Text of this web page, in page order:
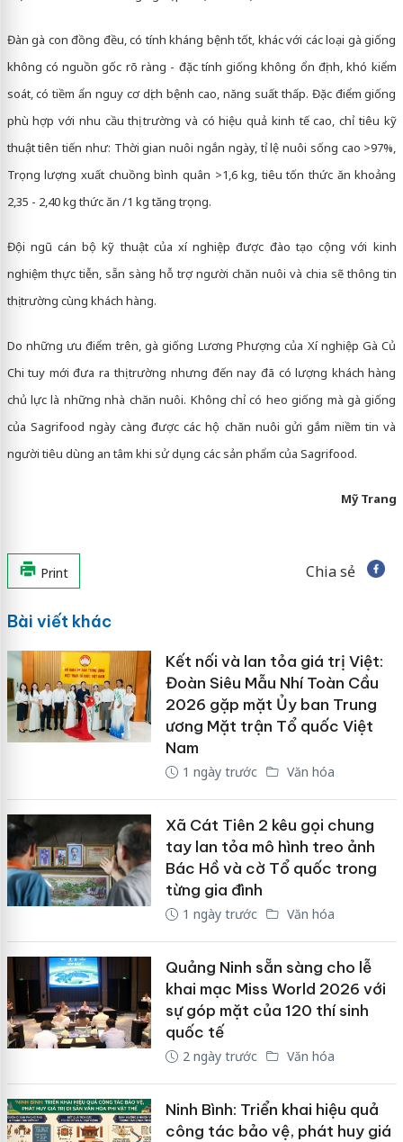
Đàn gà con đồng đều, có tính kháng bệnh tốt, khác với các loại gà giống
không có nguồn gốc rõ ràng - đặc tính giống không ổn định, khó kiểm
soát, có tiềm ẩn nguy cơ dịch bệnh cao, năng suất thấp. Đặc điểm giống
phù hợp với nhu cầu thị trường và có hiệu quả kinh tế cao, chỉ tiêu kỹ
thuật tiên tiến như: Thời gian nuôi ngắn ngày, tỉ lệ nuôi sống cao >97%,
Trọng lượng xuất chuồng bình quân >1,6 kg, tiêu tốn thức ăn khoảng
2,35 - 2,40 kg thức ăn /1 kg tăng trọng.
Đội ngũ cán bộ kỹ thuật của xí nghiệp được đào tạo cộng với kinh
nghiệm thực tiễn, sẵn sàng hỗ trợ người chăn nuôi và chia sẽ thông tin
thị trường cùng khách hàng.
Do những ưu điểm trên, gà giống Lương Phượng của Xí nghiệp Gà Củ
Chi tuy mới đưa ra thị trường nhưng đến nay đã có lượng khách hàng
chủ lực là những nhà chăn nuôi. Không chỉ có heo giống mà gà giống
của Sagrifood ngày càng được các hộ chăn nuôi gửi gắm niềm tin và
người tiêu dùng an tâm khi sử dụng các sản phẩm của Sagrifood.
Mỹ Trang
Print Chia sẻ
Bài viết khác
Kết nối và lan tỏa giá trị Việt:
Đoàn Siêu Mẫu Nhí Toàn Cầu
2026 gặp mặt Ủy ban Trung
ương Mặt trận Tổ quốc Việt
Nam
1 ngày trước Văn hóa
Xã Cát Tiên 2 kêu gọi chung
tay lan tỏa mô hình treo ảnh
Bác Hồ và cờ Tổ quốc trong
từng gia đình
1 ngày trước Văn hóa
Quảng Ninh sẵn sàng cho lễ
khai mạc Miss World 2026 với
sự góp mặt của 120 thí sinh
quốc tế
2 ngày trước Văn hóa
Ninh Bình: Triển khai hiệu quả
công tác bảo vệ, phát huy giá